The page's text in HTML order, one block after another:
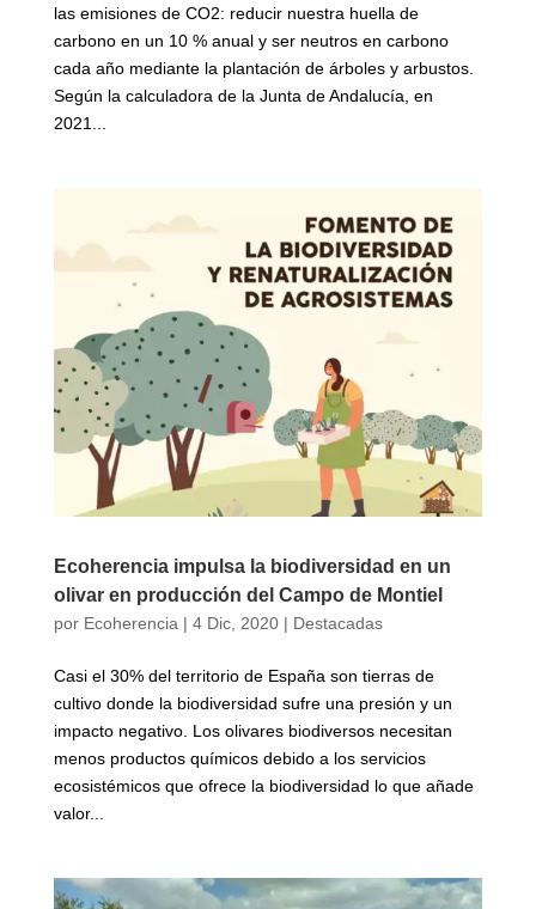
las emisiones de CO2: reducir nuestra huella de
carbono en un 10 % anual y ser neutros en carbono
cada año mediante la plantación de árboles y arbustos.
Según la calculadora de la Junta de Andalucía, en
2021...
Ecoherencia impulsa la biodiversidad en un
olivar en producción del Campo de Montiel
por Ecoherencia| 4 Dic, 2020| Destacadas
Casi el 30% del territorio de España son tierras de
cultivo donde la biodiversidad sufre una presión y un
impacto negativo. Los olivares biodiversos necesitan
menos productos químicos debido a los servicios
ecosistémicos que ofrece la biodiversidad lo que añade
valor...